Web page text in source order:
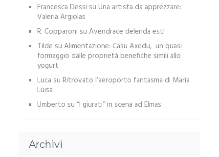
Francesca Dessi su Una artista da apprezzare:
Valeria Argiolas
R. Copparoni su Avendrace delenda est!
Tilde su Alimentazione: Casu Axedu, un quasi
formaggio dalle proprietà benefiche simili allo
yogurt
Luca su Ritrovato l’aeroporto fantasma di Maria
Luisa
Umberto su “I giurati” in scena ad Elmas
Archivi